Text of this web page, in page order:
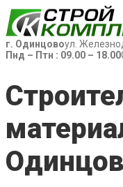
г. Одинцовоул.
Пнд – Птн : 09.00 – 18.00